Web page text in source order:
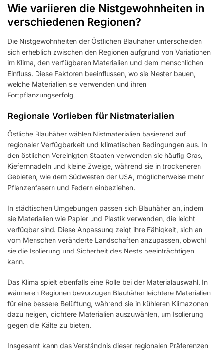
Wie variieren die Nistgewohnheiten in
verschiedenen Regionen?
Die Nistgewohnheiten der Östlichen Blauhäher unterscheiden
sich erheblich zwischen den Regionen aufgrund von Variationen
im Klima, den verfügbaren Materialien und dem menschlichen
Einfluss. Diese Faktoren beeinflussen, wo sie Nester bauen,
welche Materialien sie verwenden und ihren
Fortpflanzungserfolg.
Regionale Vorlieben für Nistmaterialien
Östliche Blauhäher wählen Nistmaterialien basierend auf
regionaler Verfügbarkeit und klimatischen Bedingungen aus. In
den östlichen Vereinigten Staaten verwenden sie häufig Gras,
Kiefernnadeln und kleine Zweige, während sie in trockeneren
Gebieten, wie dem Südwesten der USA, möglicherweise mehr
Pflanzenfasern und Federn einbeziehen.
In städtischen Umgebungen passen sich Blauhäher an, indem
sie Materialien wie Papier und Plastik verwenden, die leicht
verfügbar sind. Diese Anpassung zeigt ihre Fähigkeit, sich an
vom Menschen veränderte Landschaften anzupassen, obwohl
sie die Isolierung und Sicherheit des Nests beeinträchtigen
kann.
Das Klima spielt ebenfalls eine Rolle bei der Materialauswahl. In
wärmeren Regionen bevorzugen Blauhäher leichtere Materialien
für eine bessere Belüftung, während sie in kühleren Klimazonen
dazu neigen, dichtere Materialien auszuwählen, um Isolierung
gegen die Kälte zu bieten.
Insgesamt kann das Verständnis dieser regionalen Präferenzen